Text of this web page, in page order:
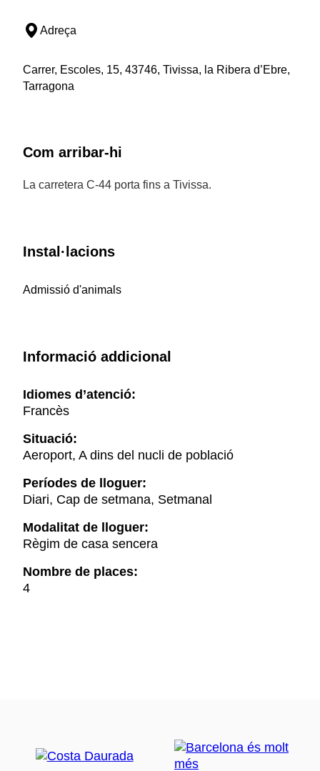
Adreça
Carrer, Escoles, 15, 43746, Tivissa, la Ribera d’Ebre,
Tarragona
Com arribar-hi
La carretera C-44 porta fins a Tivissa.
Instal·lacions
Admissió d'animals
Informació addicional
Idiomes d’atenció:
Francès
Situació:
Aeroport, A dins del nucli de població
Períodes de lloguer:
Diari, Cap de setmana, Setmanal
Modalitat de lloguer:
Règim de casa sencera
Nombre de places:
4